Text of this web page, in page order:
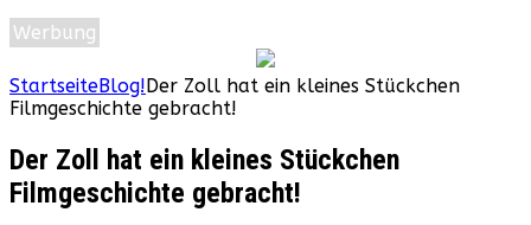
Werbung
StartseiteBlog!Der Zoll hat ein kleines Stückchen
Filmgeschichte gebracht!
Der Zoll hat ein kleines Stückchen
Filmgeschichte gebracht!